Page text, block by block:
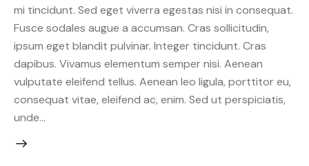
mi tincidunt. Sed eget viverra egestas nisi in consequat.
Fusce sodales augue a accumsan. Cras sollicitudin,
ipsum eget blandit pulvinar. Integer tincidunt. Cras
dapibus. Vivamus elementum semper nisi. Aenean
vulputate eleifend tellus. Aenean leo ligula, porttitor eu,
consequat vitae, eleifend ac, enim. Sed ut perspiciatis,
unde…